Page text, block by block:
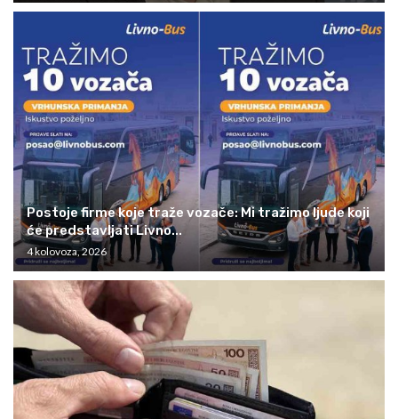
Postoje firme koje traže vozače: Mi tražimo ljude koji
će predstavljati Livno...
4 kolovoza, 2026